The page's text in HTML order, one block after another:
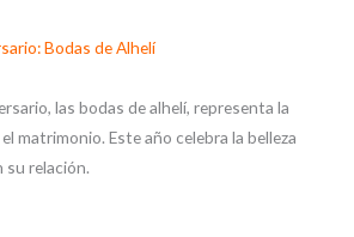
Bodas de Alhelí
las bodas de alhelí, representa la
matrimonio. Este año celebra la belleza
su relación.